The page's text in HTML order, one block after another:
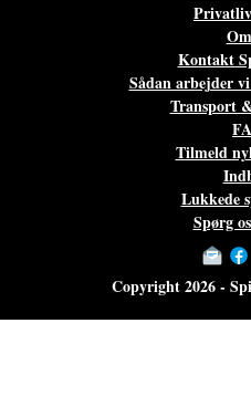
Kontakt
Sådan arbejder
Transport
Tilmeld
Lukkede
Spørg
Copyright 2026 -